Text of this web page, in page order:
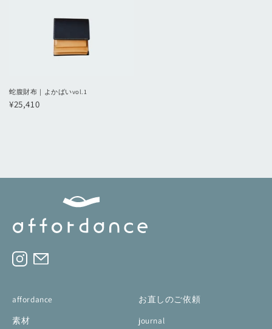
蛇腹財布｜よかばいvol.1
¥25,410
affordance
素材
お直しのご依頼
journal